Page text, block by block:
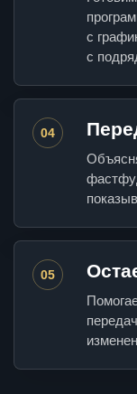
с
с
04
05